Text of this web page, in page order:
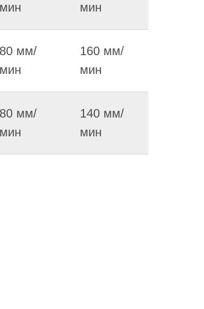
мин
мин
80 мм/
мин
160 мм/
мин
80 мм/
мин
140 мм/
мин